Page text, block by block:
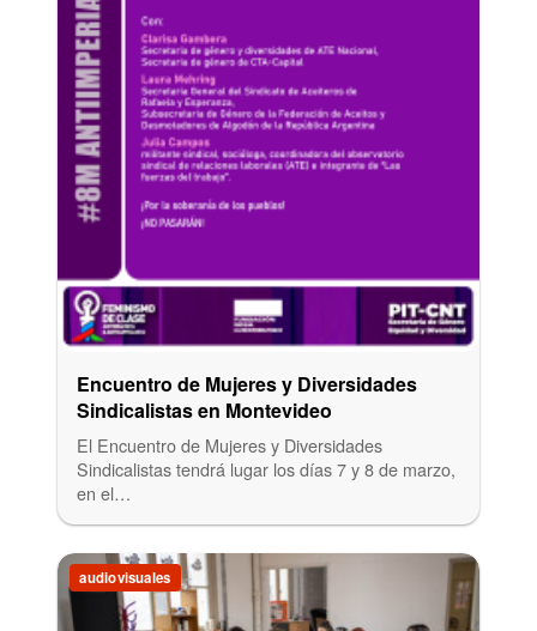
Encuentro de Mujeres y Diversidades
Sindicalistas en Montevideo
El Encuentro de Mujeres y Diversidades
Sindicalistas tendrá lugar los días 7 y 8 de marzo,
en el…
audiovisuales